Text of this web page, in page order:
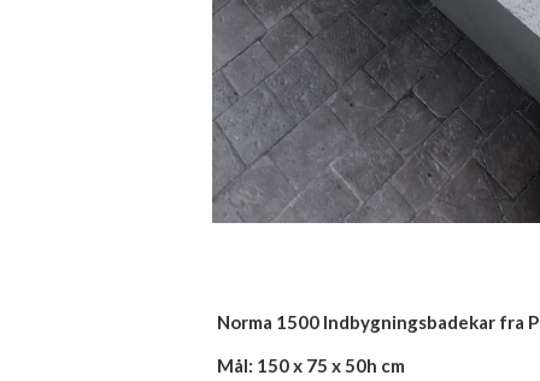
Norma 1500 Indbygningsbadekar fra
Mål: 150 x 75 x 50h cm